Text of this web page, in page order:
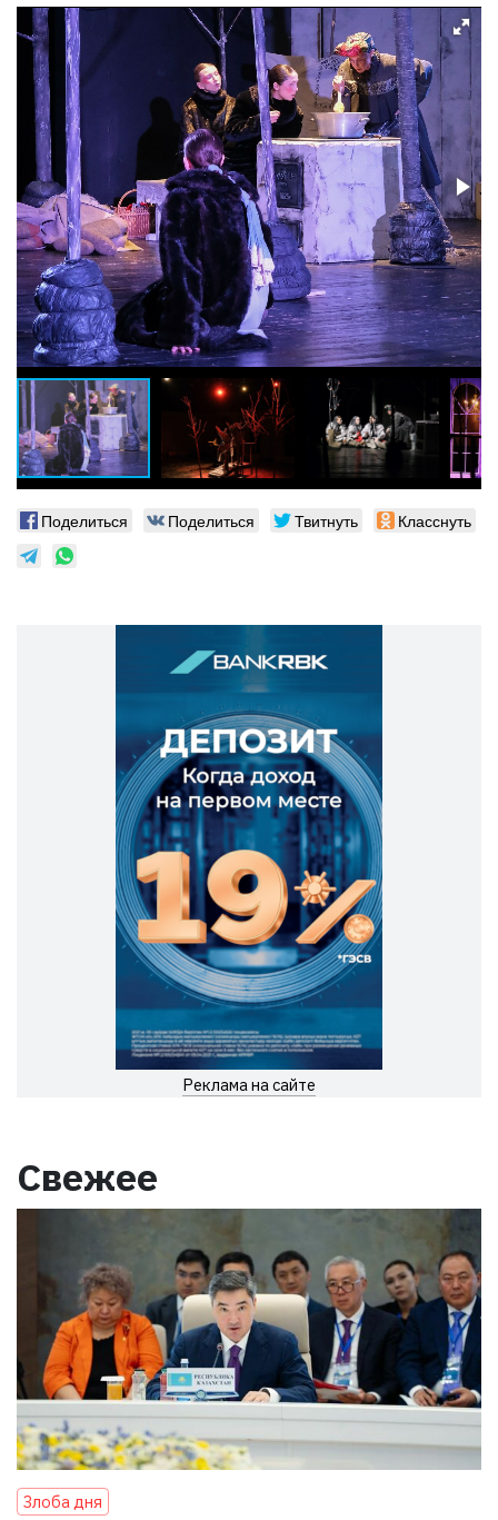
Поделиться Поделиться Твитнуть Класснуть
Реклама на сайте
Свежее
Злоба дня